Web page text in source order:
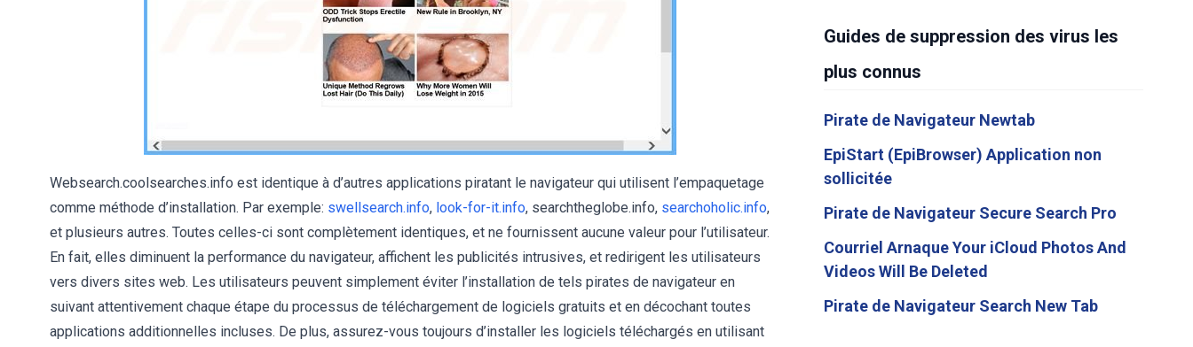
Websearch.coolsearches.info est identique à d’autres applications piratant le navigateur qui utilisent l’empaquetage
comme méthode d’installation. Par exemple: swellsearch.info, look-for-it.info, searchtheglobe.info, searchoholic.info,
et plusieurs autres. Toutes celles-ci sont complètement identiques, et ne fournissent aucune valeur pour l’utilisateur.
En fait, elles diminuent la performance du navigateur, affichent les publicités intrusives, et redirigent les utilisateurs
vers divers sites web. Les utilisateurs peuvent simplement éviter l’installation de tels pirates de navigateur en
suivant attentivement chaque étape du processus de téléchargement de logiciels gratuits et en décochant toutes
applications additionnelles incluses. De plus, assurez-vous toujours d’installer les logiciels téléchargés en utilisant
Guides de suppression des virus les
plus connus
Pirate de Navigateur Newtab
EpiStart (EpiBrowser) Application non
sollicitée
Pirate de Navigateur Secure Search Pro
Courriel Arnaque Your iCloud Photos And
Videos Will Be Deleted
Pirate de Navigateur Search New Tab